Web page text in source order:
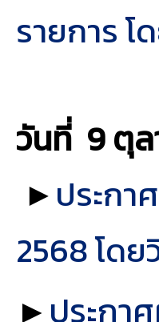
รายการ โ
วันที่ 9 ตุ
►ประกา
2568 โดย
►ประกา